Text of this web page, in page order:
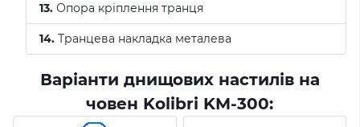
13. Опора кріплення транця
14. Транцева накладка металева
Варіанти днищових настилів на
човен Kolibri KM-300: